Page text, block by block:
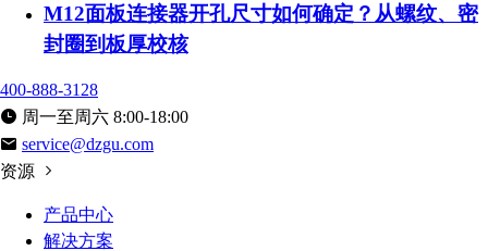
M12面板连接器开孔尺寸如何确定？从螺纹、密
封圈到板厚校核
400-888-3128
周一至周六 8:00-18:00
service@dzgu.com
资源
产品中心
解决方案